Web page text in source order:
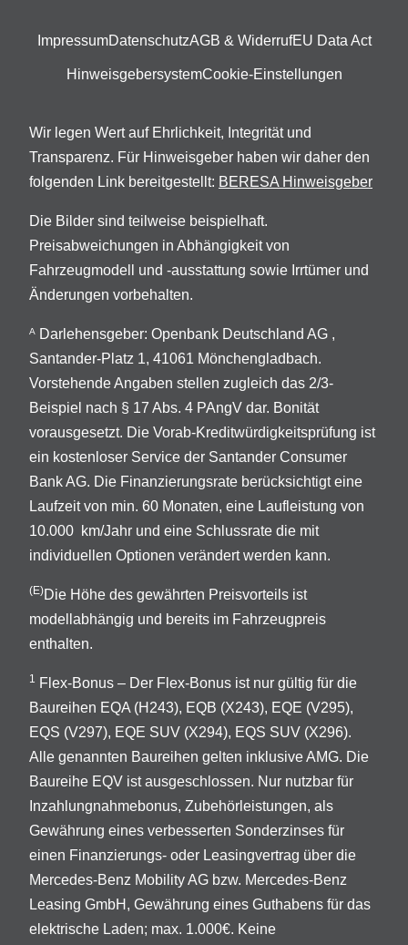
ImpressumDatenschutzAGB & WiderrufEU Data Act
HinweisgebersystemCookie-Einstellungen
Wir legen Wert auf Ehrlichkeit, Integrität und
Transparenz. Für Hinweisgeber haben wir daher den
folgenden Link bereitgestellt: BERESA Hinweisgeber
Die Bilder sind teilweise beispielhaft.
Preisabweichungen in Abhängigkeit von
Fahrzeugmodell und -ausstattung sowie Irrtümer und
Änderungen vorbehalten.
A Darlehensgeber: Openbank Deutschland AG ,
Santander-Platz 1, 41061 Mönchengladbach.
Vorstehende Angaben stellen zugleich das 2/3-
Beispiel nach § 17 Abs. 4 PAngV dar. Bonität
vorausgesetzt. Die Vorab-Kreditwürdigkeitsprüfung ist
ein kostenloser Service der Santander Consumer
Bank AG. Die Finanzierungsrate berücksichtigt eine
Laufzeit von min. 60 Monaten, eine Laufleistung von
10.000 km/Jahr und eine Schlussrate die mit
individuellen Optionen verändert werden kann.
(E)Die Höhe des gewährten Preisvorteils ist
modellabhängig und bereits im Fahrzeugpreis
enthalten.
1 Flex-Bonus – Der Flex-Bonus ist nur gültig für die
Baureihen EQA (H243), EQB (X243), EQE (V295),
EQS (V297), EQE SUV (X294), EQS SUV (X296).
Alle genannten Baureihen gelten inklusive AMG. Die
Baureihe EQV ist ausgeschlossen. Nur nutzbar für
Inzahlungnahmebonus, Zubehörleistungen, als
Gewährung eines verbesserten Sonderzinses für
einen Finanzierungs- oder Leasingvertrag über die
Mercedes-Benz Mobility AG bzw. Mercedes-Benz
Leasing GmbH, Gewährung eines Guthabens für das
elektrische Laden; max. 1.000€. Keine